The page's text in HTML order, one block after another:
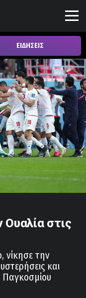
ΕΙΔΗΣΕΙΣ
Ουαλία στις
νίκησε την
και
Παγκοσμίου